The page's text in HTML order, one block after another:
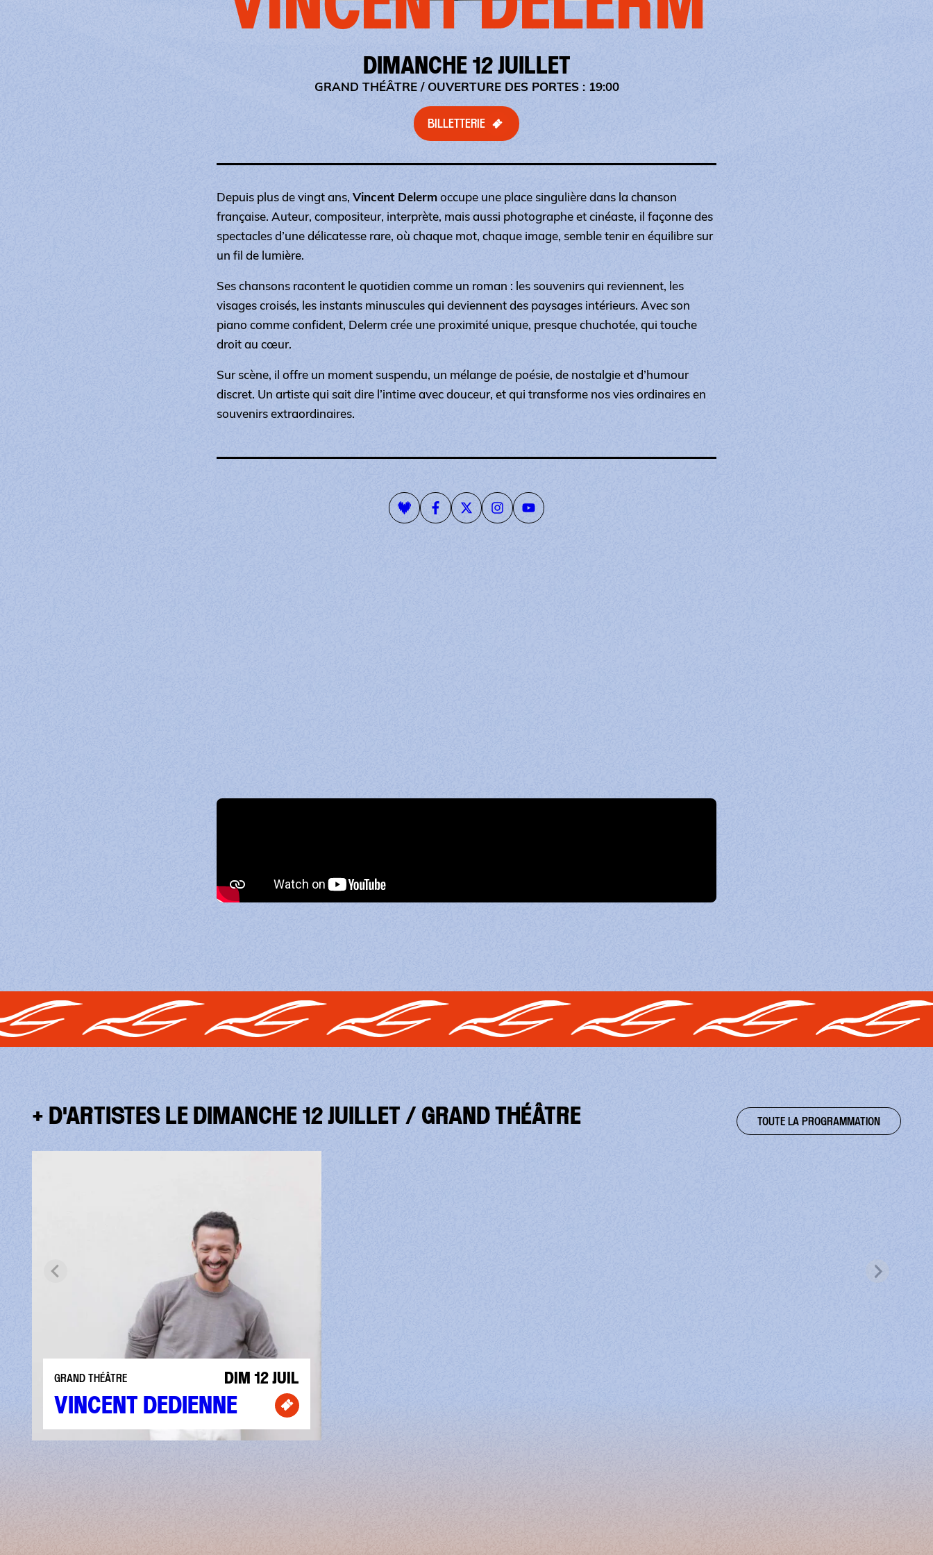
DIMANCHE 12 JUILLET
GRAND THÉÂTRE / OUVERTURE DES PORTES : 19:00
BILLETTERIE
Depuis plus de vingt ans, Vincent Delermoccupe une place singulière dans la chanson
française. Auteur, compositeur, interprète, mais aussi photographe et cinéaste, il façonne des
spectacles d’une délicatesse rare, où chaque mot, chaque image, semble tenir en équilibre sur
un fil de lumière.
Ses chansons racontent le quotidien comme un roman : les souvenirs qui reviennent, les
visages croisés, les instants minuscules qui deviennent des paysages intérieurs. Avec son
piano comme confident, Delerm crée une proximité unique, presque chuchotée, qui touche
droit au cœur.
Sur scène, il offre un moment suspendu, un mélange de poésie, de nostalgie et d’humour
discret. Un artiste qui sait dire l’intime avec douceur, et qui transforme nos vies ordinaires en
souvenirs extraordinaires.
Playlist Deezer
Page Facebook
Compte Twitter
Compte Instagram
Page Youtube
+ D'ARTISTES LE DIMANCHE 12 JUILLET / GRAND THÉÂTRE TOUTE LA PROGRAMMATION
GRAND THÉÂTRE DIM 12 JUIL
VINCENT DEDIENNE Billetterie pour Vincent Dedienne